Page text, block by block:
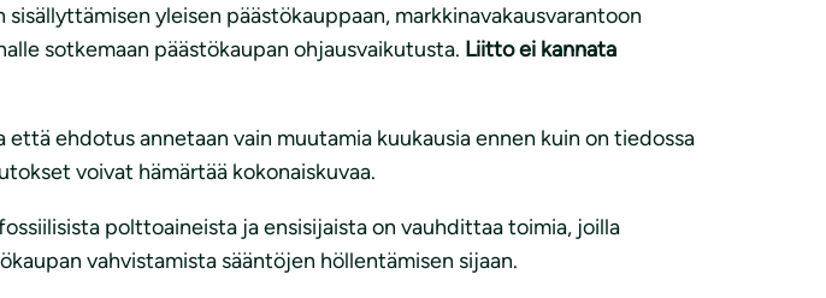
yleisen päästökauppaan, markkinavakausvarantoon
sotkemaan päästökaupan ohjausvaikutusta. Liitto ei kannata
ehdotus annetaan vain muutamia kuukausia ennen kuin on tiedossa
voivat hämärtää kokonaiskuvaa.
polttoaineista ja ensisijaista on vauhdittaa toimia, joilla
vahvistamista sääntöjen höllentämisen sijaan.